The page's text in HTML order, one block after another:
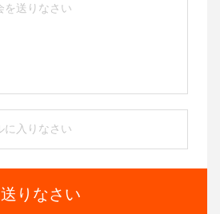
送りなさい